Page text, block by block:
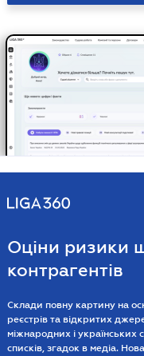
Оціни ризики
контрагентів
Склади повну картину на
реєстрів та відкритих
міжнародних і українських
списків, згадок в медіа.